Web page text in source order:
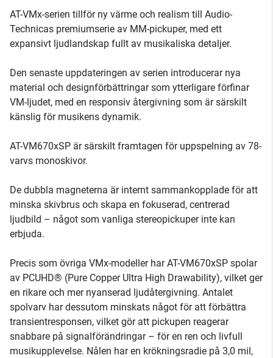
AT-VMx-serien tillför ny värme och realism till Audio-
Technicas premiumserie av MM-pickuper, med ett
expansivt ljudlandskap fullt av musikaliska detaljer.
Den senaste uppdateringen av serien introducerar nya
material och designförbättringar som ytterligare förfinar
VM-ljudet, med en responsiv återgivning som är särskilt
känslig för musikens dynamik.
AT-VM670xSP är särskilt framtagen för uppspelning av 78-
varvs monoskivor.
De dubbla magneterna är internt sammankopplade för att
minska skivbrus och skapa en fokuserad, centrerad
ljudbild – något som vanliga stereopickuper inte kan
erbjuda.
Precis som övriga VMx-modeller har AT-VM670xSP spolar
av PCUHD® (Pure Copper Ultra High Drawability), vilket ger
en rikare och mer nyanserad ljudåtergivning. Antalet
spolvarv har dessutom minskats något för att förbättra
transientresponsen, vilket gör att pickupen reagerar
snabbare på signalförändringar – för en ren och livfull
musikupplevelse. Nålen har en krökningsradie på 3,0 mil,